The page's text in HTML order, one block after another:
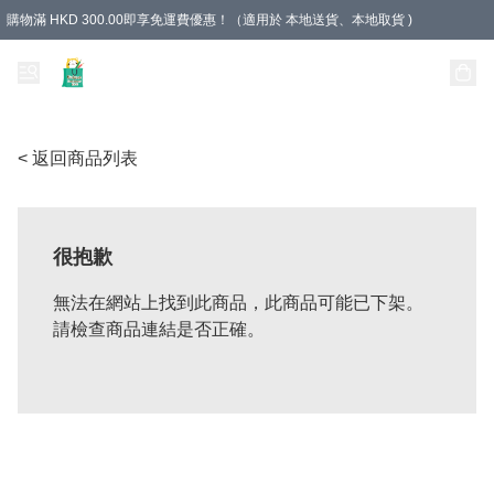
購物滿 HKD 300.00即享免運費優惠！（適用於 本地送貨、本地取貨 )
< 返回商品列表
很抱歉
無法在網站上找到此商品，此商品可能已下架。
請檢查商品連結是否正確。